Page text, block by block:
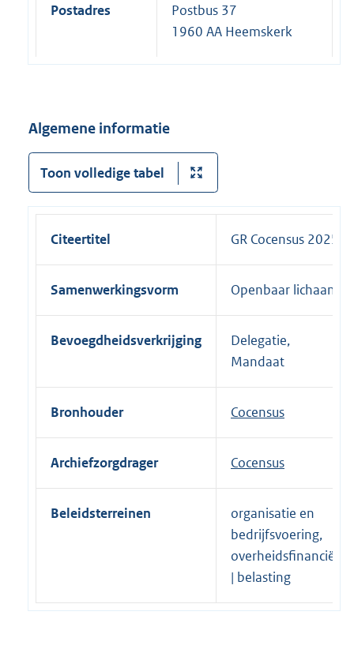
Postadres
Postbus 37
1960 AA Heemskerk
Algemene informatie
Toon volledige tabel
Citeertitel GR Cocensus 2025
Samenwerkingsvorm Openbaar lichaam
Bevoegdheidsverkrijging
Delegatie,
Mandaat
Bronhouder Cocensus
Archiefzorgdrager Cocensus
Beleidsterreinen
organisatie en
bedrijfsvoering,
overheidsfinanciën
| belasting